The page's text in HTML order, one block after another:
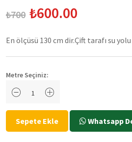
₺700 ₺600.00
En ölçüsü 130 cm dir.Çift tarafı su
Metre Seçiniz:
Sepete Ekle Whatsapp